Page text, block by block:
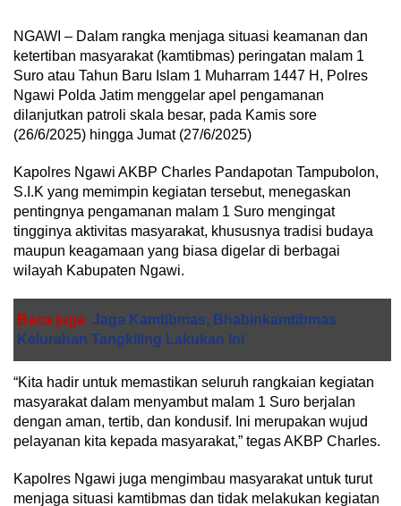
NGAWI – Dalam rangka menjaga situasi keamanan dan
ketertiban masyarakat (kamtibmas) peringatan malam 1
Suro atau Tahun Baru Islam 1 Muharram 1447 H, Polres
Ngawi Polda Jatim menggelar apel pengamanan
dilanjutkan patroli skala besar, pada Kamis sore
(26/6/2025) hingga Jumat (27/6/2025)
Kapolres Ngawi AKBP Charles Pandapotan Tampubolon,
S.I.K yang memimpin kegiatan tersebut, menegaskan
pentingnya pengamanan malam 1 Suro mengingat
tingginya aktivitas masyarakat, khususnya tradisi budaya
maupun keagamaan yang biasa digelar di berbagai
wilayah Kabupaten Ngawi.
Baca juga Jaga Kamtibmas, Bhabinkamtibmas
Kelurahan Tangkiling Lakukan Ini
“Kita hadir untuk memastikan seluruh rangkaian kegiatan
masyarakat dalam menyambut malam 1 Suro berjalan
dengan aman, tertib, dan kondusif. Ini merupakan wujud
pelayanan kita kepada masyarakat,” tegas AKBP Charles.
Kapolres Ngawi juga mengimbau masyarakat untuk turut
menjaga situasi kamtibmas dan tidak melakukan kegiatan